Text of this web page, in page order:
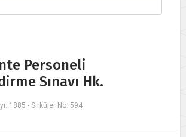
Personeli
Sınavı Hk.
1885 - Sirküler No: 594